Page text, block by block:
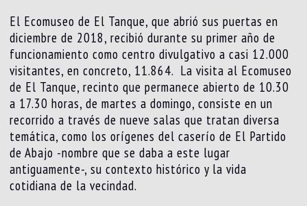
El Ecomuseo de El Tanque, que abrió sus puertas en
diciembre de 2018, recibió durante su primer año de
funcionamiento como centro divulgativo a casi 12.000
visitantes, en concreto, 11.864. La visita al Ecomuseo
de El Tanque, recinto que permanece abierto de 10.30
a 17.30 horas, de martes a domingo, consiste en un
recorrido a través de nueve salas que tratan diversa
temática, como los orígenes del caserío de El Partido
de Abajo -nombre que se daba a este lugar
antiguamente-, su contexto histórico y la vida
cotidiana de la vecindad.